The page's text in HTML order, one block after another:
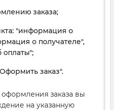
заказа;
"информация о
о получателе",
оплаты";
заказ".
заказа вы
на указанную